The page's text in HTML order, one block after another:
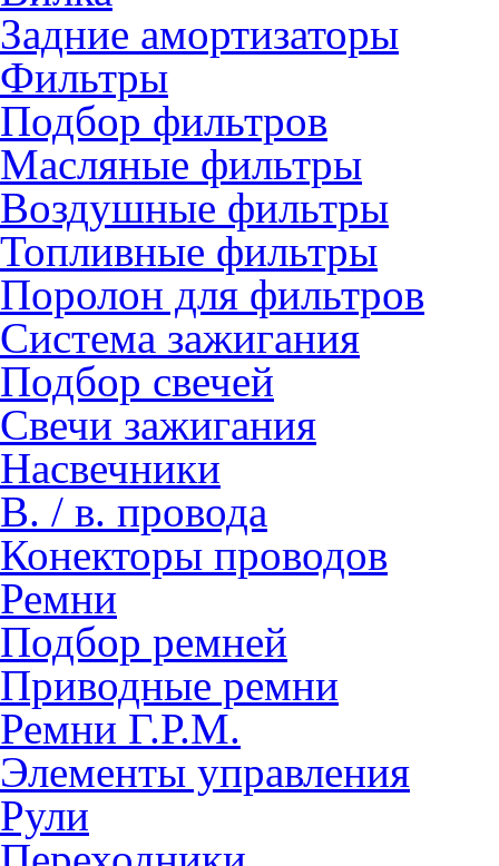
Задние амортизаторы
Фильтры
Подбор фильтров
Масляные фильтры
Воздушные фильтры
Топливные фильтры
Поролон для фильтров
Система зажигания
Подбор свечей
Свечи зажигания
Насвечники
В. / в. провода
Конекторы проводов
Ремни
Подбор ремней
Приводные ремни
Ремни Г.Р.М.
Элементы управления
Рули